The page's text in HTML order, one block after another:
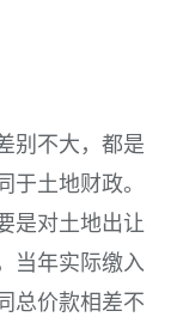
别不大，都是
于土地财政。
是对土地出让
当年实际缴入
总价款相差不